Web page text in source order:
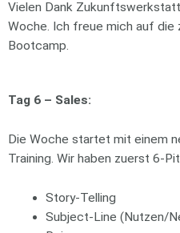
Vielen Dank
Woche. Ich freue mich auf
Bootcamp.
Tag 6 – Sales:
Die Woche startet mit einem
Training. Wir haben zuerst 6-
Story-Telling
Subject-Line (Nutzen/